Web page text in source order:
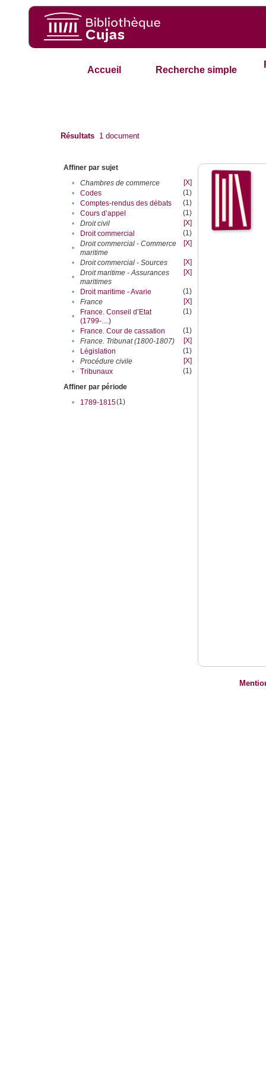
Accueil Recherche simple
Résultats 1 document
Affiner par sujet
•
Chambres de commerce
[X]
•
Codes
(1)
•
Comptes-rendus des débats
(1)
•
Cours d’appel
(1)
•
Droit civil
[X]
•
Droit commercial
(1)
•
Droit commercial - Commerce
maritime
[X]
• Droit commercial - Sources
[X]
•
Droit maritime - Assurances
maritimes
[X]
• Droit maritime - Avarie
(1)
•
France
[X]
•
France. Conseil d’Etat
(1799-....)
(1)
• France. Cour de cassation
(1)
•
France. Tribunat (1800-1807)
[X]
•
Législation
(1)
•
Procédure civile
[X]
•
Tribunaux
(1)
Affiner par période
•
1789-1815(1)